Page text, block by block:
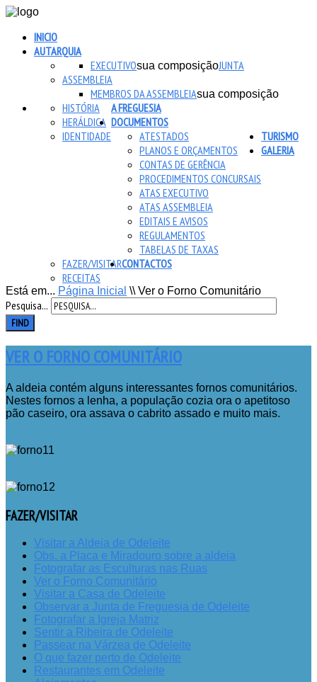
INICIO
AUTARQUIA
JUNTA
EXECUTIVOsua composição
ASSEMBLEIA
MEMBROS DA ASSEMBLEIAsua composição
A FREGUESIA
HISTÓRIA
HERÁLDICA
IDENTIDADE
DOCUMENTOS
ATESTADOS
PLANOS E ORÇAMENTOS
CONTAS DE GERÊNCIA
PROCEDIMENTOS CONCURSAIS
ATAS EXECUTIVO
ATAS ASSEMBLEIA
EDITAIS E AVISOS
REGULAMENTOS
TABELAS DE TAXAS
TURISMO
FAZER/VISITAR
RECEITAS
GALERIA
CONTACTOS
Está em... Página Inicial \\ Ver o Forno Comunitário
Pesquisa...
FIND
VER O FORNO COMUNITÁRIO
A aldeia contém alguns interessantes fornos comunitários.
Nestes fornos a lenha, a população cozia ora o apetitoso
pão caseiro, ora assava o cabrito assado e muito mais.
FAZER/VISITAR
Visitar a Aldeia de Odeleite
Obs. a Placa e Miradouro sobre a aldeia
Fotografar as Esculturas nas Ruas
Ver o Forno Comunitário
Visitar a Casa de Odeleite
Observar a Junta de Freguesia de Odeleite
Fotografar a Igreja Matriz
Sentir a Ribeira de Odeleite
Passear na Várzea de Odeleite
O que fazer perto de Odeleite
Restaurantes em Odeleite